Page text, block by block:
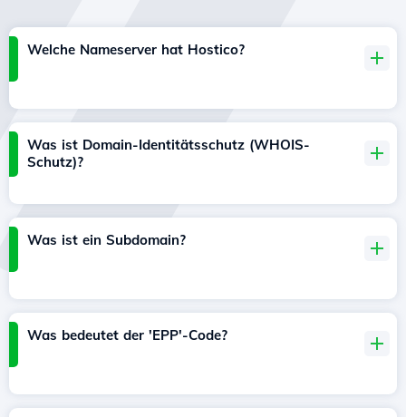
Welche Nameserver hat Hostico?
Was ist Domain-Identitätsschutz (WHOIS-
Schutz)?
Was ist ein Subdomain?
Was bedeutet der 'EPP'-Code?